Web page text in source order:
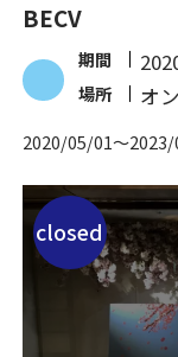
BECV
期間
場所 オ
2020/05/01〜
closed